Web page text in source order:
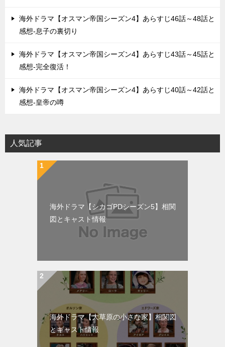
海外ドラマ【オスマン帝国シーズン4】あらすじ46話～48話と
感想-息子の裏切り
海外ドラマ【オスマン帝国シーズン4】あらすじ43話～45話と
感想-完全復活！
海外ドラマ【オスマン帝国シーズン4】あらすじ40話～42話と
感想-皇帝の噂
人気記事
海外ドラマ【シカゴPDシーズン5】相関
図とキャスト情報
海外ドラマ【大草原の小さな家】相関図
とキャスト情報